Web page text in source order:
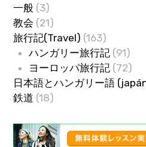
一般 (3)
教会 (21)
旅行記(Travel) (163)
ハンガリー旅行記(91)
ヨーロッパ旅行記(72)
日本語とハンガリー語
鉄道 (18)